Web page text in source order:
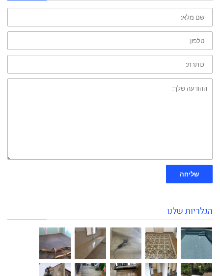
שם
פרטי:
טלפון:
כותרת:
ההודעה
שלך:
שליחה
הגלריות שלנו